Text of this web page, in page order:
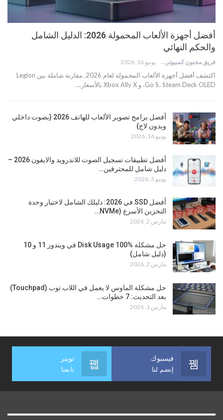
أفضل أجهزة الألعاب المحمولة 2026: الدليل الشامل
والحكم النهائي
فريق مجنون كمبيوتر يونيو 16, 2026
اكتشف أفضل أجهزة الألعاب المحمولة لعام 2026. مقارنة شاملة بين Legion
Go S، Steam Deck OLED، و Xbox Ally X بالأسعار.…
أفضل برامج تصوير الألعاب للهاتف 2026 (بصوت داخلي
وبدون لاج)
يونيو 16, 2026
أفضل تطبيقات تسجيل الصوت للاندرويد والايفون 2026 –
دليل شامل للمحترفين…
يونيو 3, 2026
أفضل SSD في 2026: دليلك الشامل لاختيار وحدة
التخزين الأسرع (NVMe…
مارس 2, 2026
حل مشكلة Disk Usage 100% في ويندوز 11 و 10
(دليل شامل)
مارس 2, 2026
حل مشكلة الماوس لا يعمل في اللاب توب (Touchpad)
بعد التحديث: 7 خطوات…
مارس 1, 2026
فيسبوك
إنضم لنا
تويتر
تابعنا